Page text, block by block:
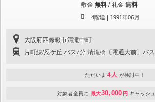
敷金 無料 /礼金 無料
4階建 | 1991年06月
大阪府四條畷市清滝中町
片町線/忍ケ丘 バス7分 清滝橋〔電通大前〕バ
ただいま 4人 が検討中！
対象者全員に 最大30,000 円 キャッシ